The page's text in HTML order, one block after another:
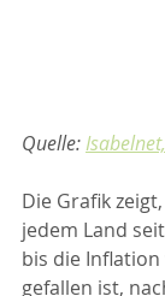
Quelle: Isabelnet,
Die Grafik
jedem Land
bis die
gefallen ist,